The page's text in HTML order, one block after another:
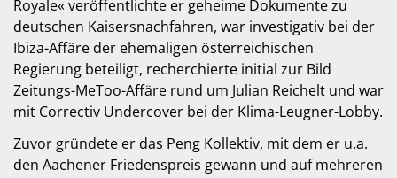
Royale« veröffentlichte er geheime Dokumente zu
deutschen Kaisersnachfahren, war investigativ bei der
Ibiza-Affäre der ehemaligen österreichischen
Regierung beteiligt, recherchierte initial zur Bild
Zeitungs-MeToo-Affäre rund um Julian Reichelt und war
mit Correctiv Undercover bei der Klima-Leugner-Lobby.
Zuvor gründete er das Peng Kollektiv, mit dem er u.a.
den Aachener Friedenspreis gewann und auf mehreren